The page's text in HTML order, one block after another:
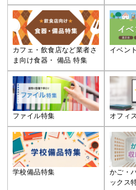
カフェ・飲食店など業者さ
ま向け食器・ 備品 特集
イベン
ファイル特集 オフィ
学校備品特集
かご・
ックス